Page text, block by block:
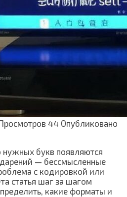
44 Опубликовано
нужных букв появляются
— бессмысленные
с кодировкой или
статья шаг за шагом
какие форматы и